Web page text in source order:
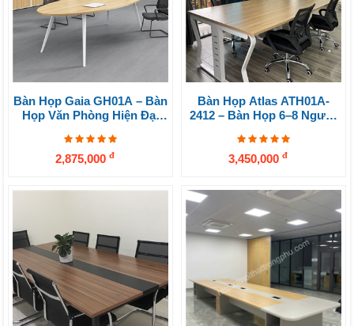
Bàn Họp Gaia GH01A – Bàn
Họp Văn Phòng Hiện Đại
2,875,000 đ
Bàn Họp Atlas ATH01A-
2412 – Bàn Họp 6–8 Người
Đẹp
3,450,000 đ